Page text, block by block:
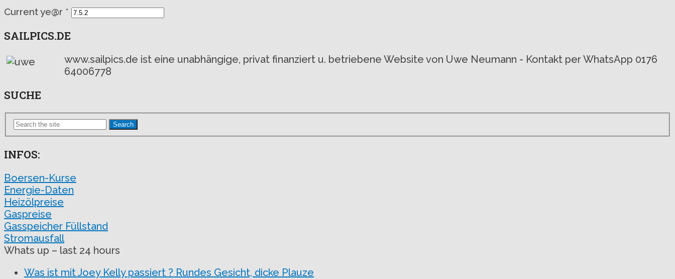
Current ye@r *
SAILPICS.DE
www.sailpics.de ist eine unabhängige, privat finanziert u. betriebene Website von Uwe Neumann - Kontakt per WhatsApp 0176
64006778
SUCHE
Search
INFOS:
Boersen-Kurse
Energie-Daten
Heizölpreise
Gaspreise
Gasspeicher Füllstand
Stromausfall
Whats up – last 24 hours
Was ist mit Joey Kelly passiert ? Rundes Gesicht, dicke Plauze